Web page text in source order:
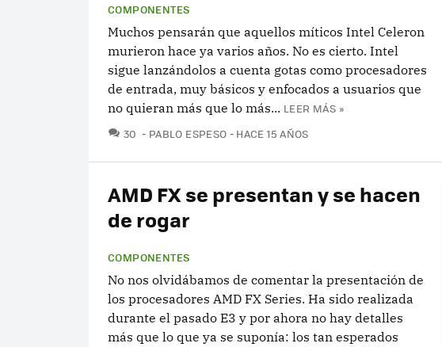
COMPONENTES
Muchos pensarán que aquellos míticos Intel Celeron
murieron hace ya varios años. No es cierto. Intel
sigue lanzándolos a cuenta gotas como procesadores
de entrada, muy básicos y enfocados a usuarios que
no quieran más que lo más... LEER MÁS »
30 COMENTARIOS
PABLO ESPESO HACE 15 AÑOS
AMD FX se presentan y se hacen
de rogar
COMPONENTES
No nos olvidábamos de comentar la presentación de
los procesadores AMD FX Series. Ha sido realizada
durante el pasado E3 y por ahora no hay detalles
más que lo que ya se suponía: los tan esperados